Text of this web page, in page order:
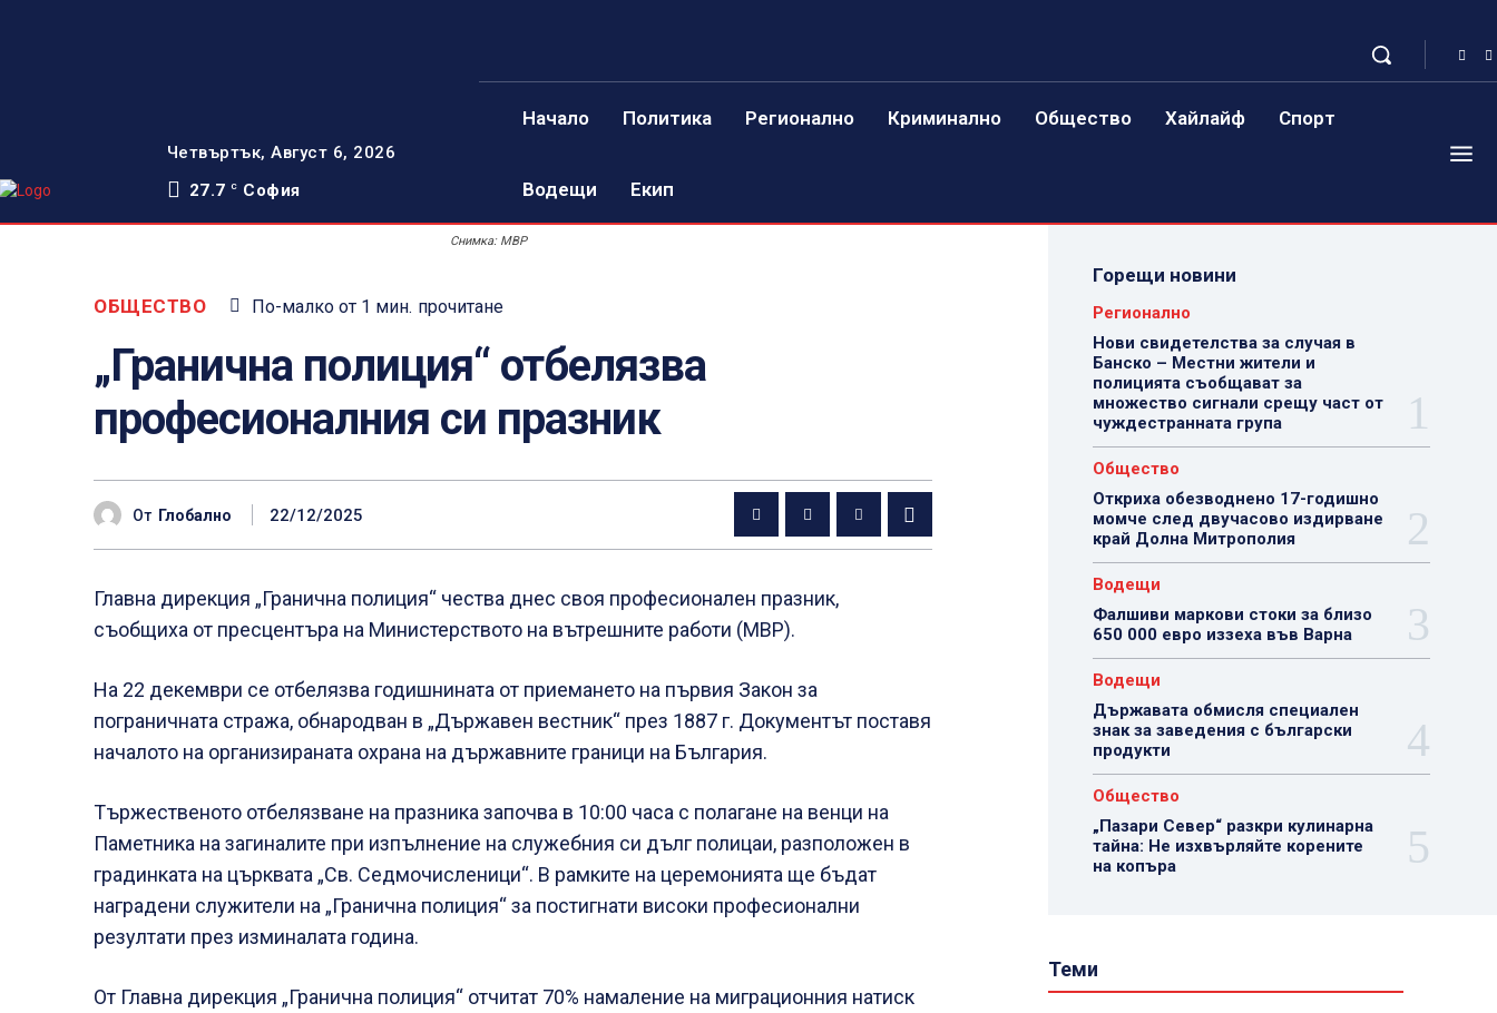
Четвъртък, Август 6, 2026
27.7 C София
Начало Политика Регионално Криминално Общество Хайлайф Спорт
Водещи Екип
Снимка: МВР
ОБЩЕСТВО По-малко от 1 мин. прочитане
„Гранична полиция“ отбелязва
професионалния си празник
От Глобално 22/12/2025
Главна дирекция „Гранична полиция“ чества днес своя професионален празник,
съобщиха от пресцентъра на Министерството на вътрешните работи (МВР).
На 22 декември се отбелязва годишнината от приемането на първия Закон за
пограничната стража, обнародван в „Държавен вестник“ през 1887 г. Документът поставя
началото на организираната охрана на държавните граници на България.
Тържественото отбелязване на празника започва в 10:00 часа с полагане на венци на
Паметника на загиналите при изпълнение на служебния си дълг полицаи, разположен в
градинката на църквата „Св. Седмочисленици“. В рамките на церемонията ще бъдат
наградени служители на „Гранична полиция“ за постигнати високи професионални
резултати през изминалата година.
От Главна дирекция „Гранична полиция“ отчитат 70% намаление на миграционния натиск
Горещи новини
Регионално
Нови свидетелства за случая в
Банско – Местни жители и
полицията съобщават за
множество сигнали срещу част от
чуждестранната група
Общество
Откриха обезводнено 17-годишно
момче след двучасово издирване
край Долна Митрополия
Водещи
Фалшиви маркови стоки за близо
650 000 евро иззеха във Варна
Водещи
Държавата обмисля специален
знак за заведения с български
продукти
Общество
„Пазари Север“ разкри кулинарна
тайна: Не изхвърляйте корените
на копъра
Теми